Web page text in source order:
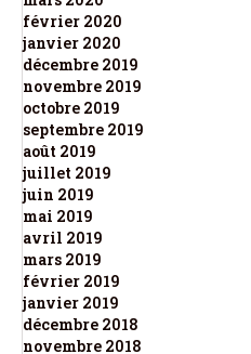
février 2020
janvier 2020
décembre 2019
novembre 2019
octobre 2019
septembre 2019
août 2019
juillet 2019
juin 2019
mai 2019
avril 2019
mars 2019
février 2019
janvier 2019
décembre 2018
novembre 2018